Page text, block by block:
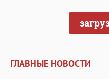
ГЛАВНЫЕ НОВОСТИ